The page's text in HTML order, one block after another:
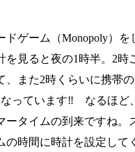
ドゲーム（Monopoly）を
を見ると夜の1時半。2時
、また2時くらいに携帯
なっています‼ なるほど
ータイムの到来ですね。
の時間に時計を設定して